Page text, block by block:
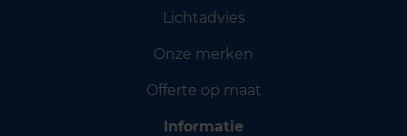
Lichtadvies
Onze merken
Offerte op maat
Informatie